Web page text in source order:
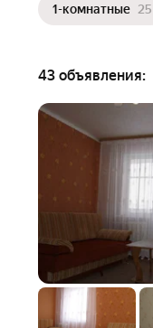
1-комнатные 25
43 объявления: